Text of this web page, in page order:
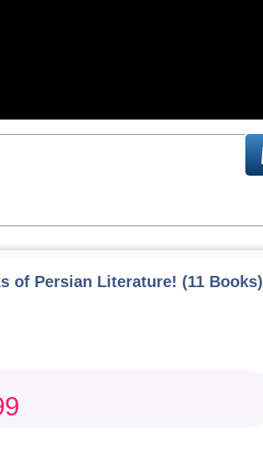
of Persian Literature! (11 Books)